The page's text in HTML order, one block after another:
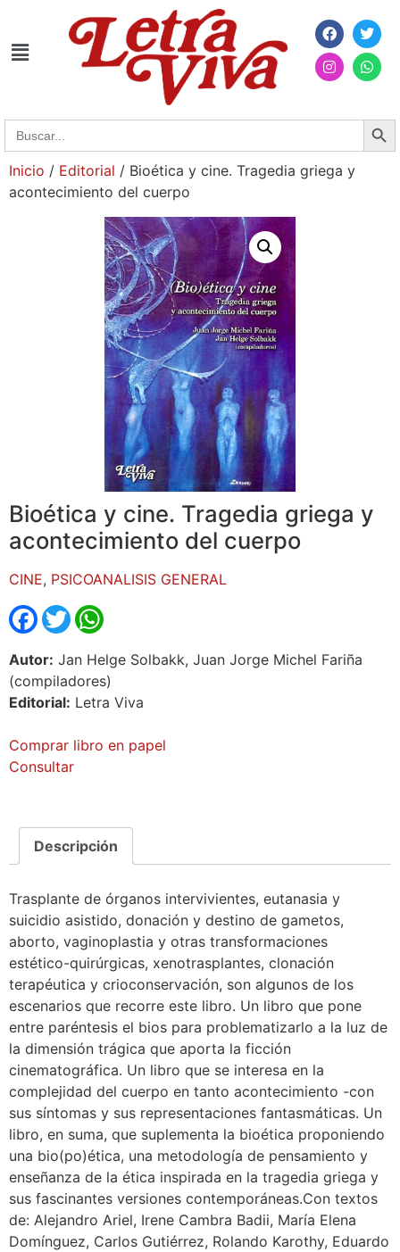
Search
for:
Inicio / Editorial / Bioética y cine. Tragedia griega y
acontecimiento del cuerpo
Bioética y cine. Tragedia griega y
acontecimiento del cuerpo
CINE, PSICOANALISIS GENERAL
Facebook
Twitter
Autor: Jan Helge Solbakk, Juan Jorge Michel Fariña
(compiladores)
Editorial: Letra Viva
Comprar libro en papel
Consultar
Descripción
Trasplante de órganos intervivientes, eutanasia y
suicidio asistido, donación y destino de gametos,
aborto, vaginoplastia y otras transformaciones
estético-quirúrgicas, xenotrasplantes, clonación
terapéutica y crioconservación, son algunos de los
escenarios que recorre este libro. Un libro que pone
entre paréntesis el bios para problematizarlo a la luz de
la dimensión trágica que aporta la ficción
cinematográfica. Un libro que se interesa en la
complejidad del cuerpo en tanto acontecimiento -con
sus síntomas y sus representaciones fantasmáticas. Un
libro, en suma, que suplementa la bioética proponiendo
una bio(po)ética, una metodología de pensamiento y
enseñanza de la ética inspirada en la tragedia griega y
sus fascinantes versiones contemporáneas.Con textos
de: Alejandro Ariel, Irene Cambra Badii, María Elena
Domínguez, Carlos Gutiérrez, Rolando Karothy, Eduardo